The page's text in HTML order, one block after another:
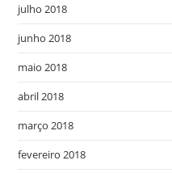
julho 2018
junho 2018
maio 2018
abril 2018
março 2018
fevereiro 2018